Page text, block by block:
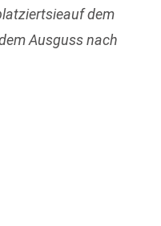
dem
Ausguss nach